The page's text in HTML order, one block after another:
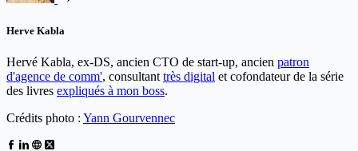
Herve Kabla
Hervé Kabla, ex-DS, ancien CTO de start-up, ancien patron
d'agence de comm', consultant très digital et cofondateur de la série
des livres expliqués à mon boss.
Crédits photo : Yann Gourvennec